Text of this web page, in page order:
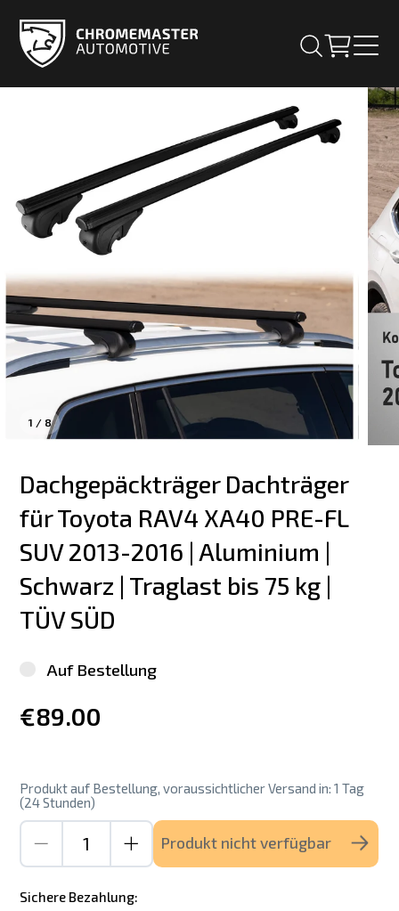
1 / 8
Dachgepäckträger Dachträger
für Toyota RAV4 XA40 PRE-FL
SUV 2013-2016 | Aluminium |
Schwarz | Traglast bis 75 kg |
TÜV SÜD
Auf Bestellung
€89.00
Produkt auf Bestellung, voraussichtlicher Versand in: 1 Tag
(24 Stunden)
Produkt nicht verfügbar
Sichere Bezahlung: